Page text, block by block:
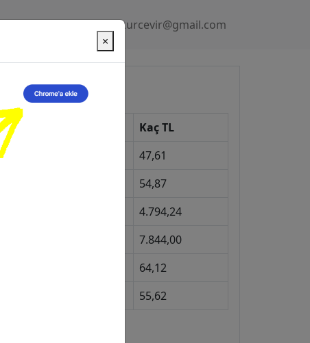
Gizlilik Politikası kurcevir@gmail.com
Güncel Kurlar
Kaç TL
Dolar
47,61
54,87
4.794,24
7.844,00
64,12
55,62
×